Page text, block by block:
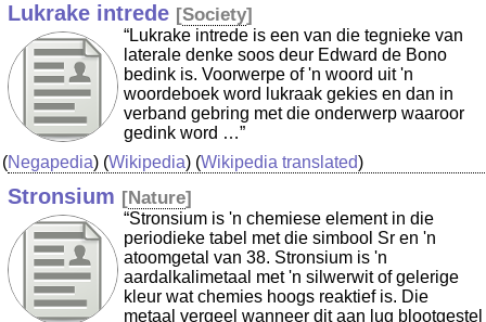
Lukrake intrede [Society]
“Lukrake intrede is een van die tegnieke van
laterale denke soos deur Edward de Bono
bedink is. Voorwerpe of 'n woord uit 'n
woordeboek word lukraak gekies en dan in
verband gebring met die onderwerp waaroor
gedink word …”
(Negapedia) (Wikipedia) (Wikipedia translated)
Stronsium [Nature]
“Stronsium is 'n chemiese element in die
periodieke tabel met die simbool Sr en 'n
atoomgetal van 38. Stronsium is 'n
aardalkalimetaal met 'n silwerwit of gelerige
kleur wat chemies hoogs reaktief is. Die
metaal vergeel wanneer dit aan lug blootgestel